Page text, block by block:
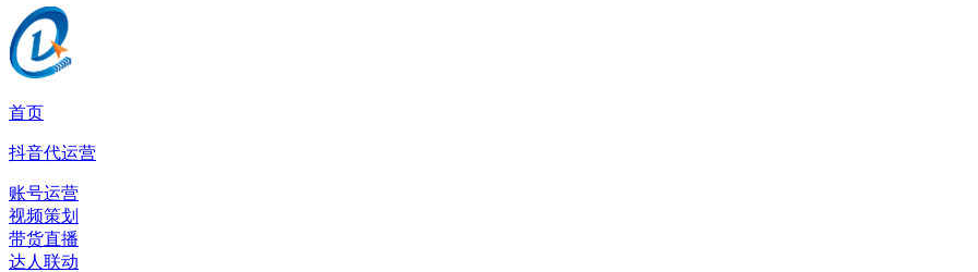
首页
抖音代运营
账号运营
视频策划
带货直播
达人联动